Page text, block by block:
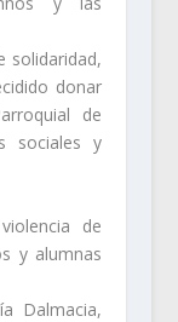
solidaridad,
donar
de
sociales y
de
y alumnas
Dalmacia,